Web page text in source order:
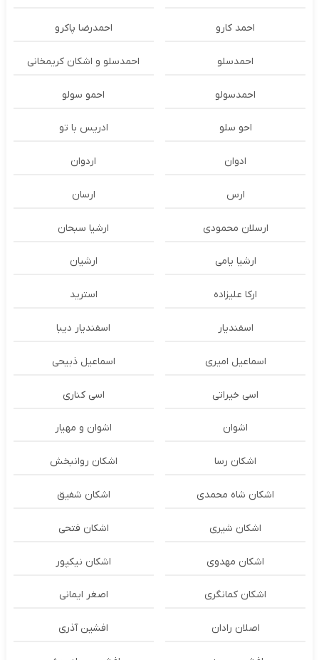
احمد کارو احمدرضا پاکرو
احمدسلو احمدسلو و اشکان کریمخانی
احمدسولو احمو سولو
احو سلو ادریس با تو
ادوان اردوان
ارس ارسان
ارسلان محمودی ارشیا سبحان
ارشیا یامی ارشیان
ارکا علیزاده استرید
اسفندیار اسفندیار دیبا
اسماعیل امیری اسماعیل ذبیحی
اسی خیراتی اسی کناری
اشوان اشوان و مهیار
اشکان رسا اشکان روانبخش
اشکان شاه محمدی اشکان شفیق
اشکان شیری اشکان فتحی
اشکان مهدوی اشکان نیکپور
اشکان‌ کمانگری اصغر ایمانی
اصلان رادان افشین آذری